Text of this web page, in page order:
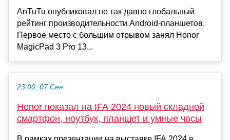
AnTuTu опубликовал не так давно глобальный
рейтинг производительности Android-планшетов.
Первое место с большим отрывом занял Honor
MagicPad 3 Pro 13...
23:00, 07 Сен
Honor показал на IFA 2024 новый складной
смартфон, ноутбук, планшет и умные часы